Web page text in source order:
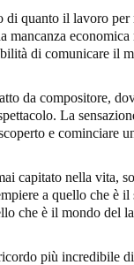
di quanto il lavoro
mancanza
di comunicare il
da compositore,
La
e cominciare
capitato nella vita,
a quello che è
che è il mondo del
più incredibile